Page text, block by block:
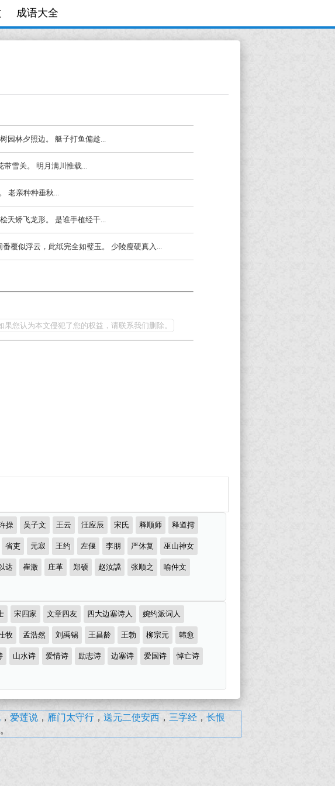
成语大全
园林夕照边。 艇子打鱼偏趁...
雪关。 明月满川惟载...
老亲种种垂秋...
夭矫飞龙形。 是谁手植经千...
覆似浮云，此纸完全如璧玉。 少陵瘦硬真入...
您认为本文侵犯了您的权益，请联系我们删除。
操 吴子文 王云 汪应辰 宋氏 释顺师 释道摴
省吏 元寂 王约 左偃 李朋 严休复 巫山神女
达 崔澂 庄革 郑硕 赵汝譡 张顺之 喻仲文
宋四家 文章四友 四大边塞诗人 婉约派词人
牧 孟浩然 刘禹锡 王昌龄 王勃 柳宗元 韩愈
山水诗 爱情诗 励志诗 边塞诗 爱国诗 悼亡诗
， 爱莲说 ， 雁门太守行 ， 送元二使安西 ， 三字经 ， 长恨
。